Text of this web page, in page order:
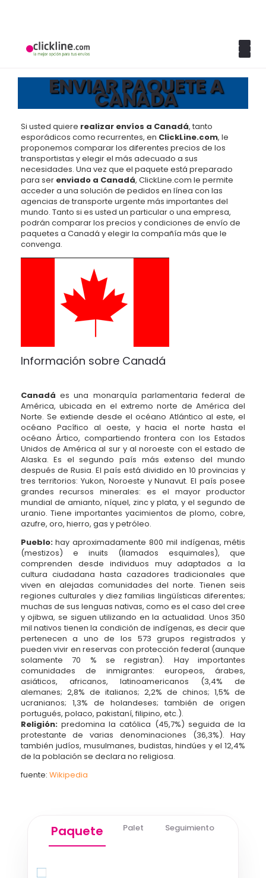
ENVIAR PAQUETE A
CANADÁ
Si usted quiere realizar envíos a Canadá, tanto
esporádicos como recurrentes, en ClickLine.com, le
proponemos comparar los diferentes precios de los
transportistas y elegir el más adecuado a sus
necesidades. Una vez que el paquete está preparado
para ser enviado a Canadá, ClickLine.com le permite
acceder a una solución de pedidos en línea con las
agencias de transporte urgente más importantes del
mundo. Tanto si es usted un particular o una empresa,
podrán comparar los precios y condiciones de envío de
paquetes a Canadá y elegir la compañía más que le
convenga.
Información sobre Canadá
Canadá es una monarquía parlamentaria federal de
América, ubicada en el extremo norte de América del
Norte. Se extiende desde el océano Atlántico al este, el
océano Pacífico al oeste, y hacia el norte hasta el
océano Ártico, compartiendo frontera con los Estados
Unidos de América al sur y al noroeste con el estado de
Alaska. Es el segundo país más extenso del mundo
después de Rusia. El país está dividido en 10 provincias y
tres territorios: Yukon, Noroeste y Nunavut. El país posee
grandes recursos minerales: es el mayor productor
mundial de amianto, níquel, zinc y plata, y el segundo de
uranio. Tiene importantes yacimientos de plomo, cobre,
azufre, oro, hierro, gas y petróleo.
Pueblo:hay aproximadamente 800 mil indígenas, métis
(mestizos) e inuits (llamados esquimales), que
comprenden desde individuos muy adaptados a la
cultura ciudadana hasta cazadores tradicionales que
viven en alejadas comunidades del norte. Tienen seis
regiones culturales y diez familias lingüísticas diferentes;
muchas de sus lenguas nativas, como es el caso del cree
y ojibwa, se siguen utilizando en la actualidad. Unos 350
mil nativos tienen la condición de indígenas, es decir que
pertenecen a uno de los 573 grupos registrados y
pueden vivir en reservas con protección federal (aunque
solamente 70 % se registran). Hay importantes
comunidades de inmigrantes: europeos, árabes,
asiáticos, africanos, latinoamericanos (3,4% de
alemanes; 2,8% de italianos; 2,2% de chinos; 1,5% de
ucranianos; 1,3% de holandeses; también de origen
portugués, polaco, pakistaní, filipino, etc.).
Religión: predomina la católica (45,7%) seguida de la
protestante de varias denominaciones (36,3%). Hay
también judíos, musulmanes, budistas, hindúes y el 12,4%
de la población se declara no religiosa.
fuente: Wikipedia
Paquete Palet Seguimiento